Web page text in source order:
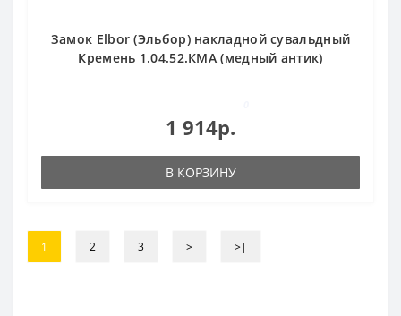
Замок Elbor (Эльбор) накладной сувальдный
Кремень 1.04.52.КМА (медный антик)
1 914р.
В КОРЗИНУ
1 2 3 > >|